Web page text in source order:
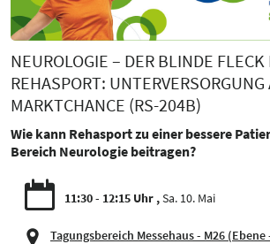
NEUROLOGIE – DER BLINDE FLECK
REHASPORT: UNTERVERSORGUNG
MARKTCHANCE (RS-204B)
Wie kann Rehasport zu einer bessere
Bereich Neurologie beitragen?
11:30 - 12:15 Uhr Sa. 10. Mai
Tagungsbereich Messehaus - M26 (Ebene